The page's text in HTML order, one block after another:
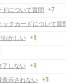
ドについて質問
+7
ックカードについて質
おかしい
+1
了しない +1
表示されない +5